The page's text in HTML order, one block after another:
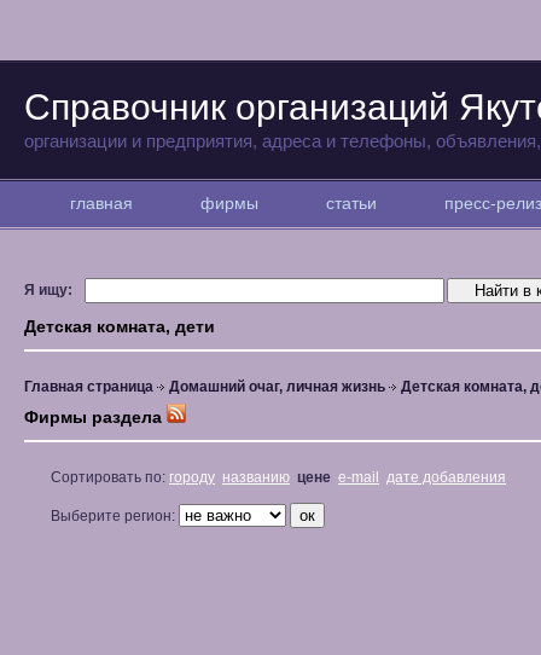
Справочник организаций
организации и предприятия, адреса и телефоны,
главная фирмы статьи пресс-
Я ищу:
Детская комната, дети
Главная страница Домашний очаг, личная жизнь Детская комната,
Фирмы раздела
Сортировать по: городу названию цене e-mail дате добавления
Выберите регион: